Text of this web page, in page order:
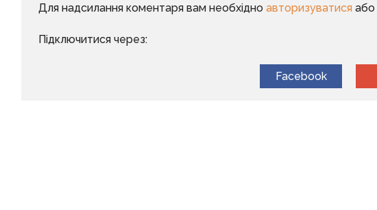
Для надсилання коментаря вам необхідно авторизуватисяабо
Підключитися через:
Facebook